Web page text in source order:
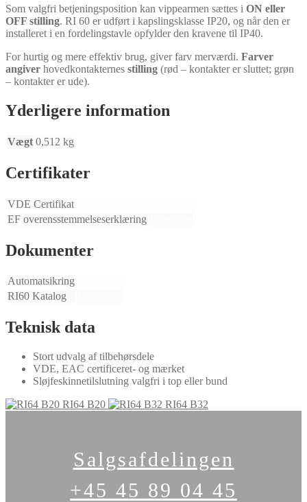
Som valgfri betjeningsposition kan vippearmen sættes i ON eller
OFF stilling. RI 60 er udført i kapslingsklasse IP20, og når den er
installeret i en fordelingstavle opfylder den kravene til IP40.
For hurtig og mere effektiv brug, giver farv merværdi. Farver
angiver ​​hovedkontakternes stilling (rød – kontakter er sluttet; grøn
– kontakter er ude).
Yderligere information
Vægt 0,512 kg
Certifikater
VDE Certifikat
EF overensstemmelseserklæring
Dokumenter
Automatsikring
RI60 Katalog
Teknisk data
Stort udvalg af tilbehørsdele
VDE, EAC certificeret- og mærket
Sløjfeskinnetilslutning valgfri i top eller bund
RI64 B20
RI64 B32
Salgsafdelingen
+45 45 89 04 45